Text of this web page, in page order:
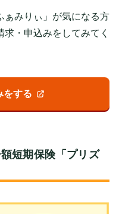
ぁみりぃ」が気になる方
・申込みをしてみてく
をする
短期保険「プリズ